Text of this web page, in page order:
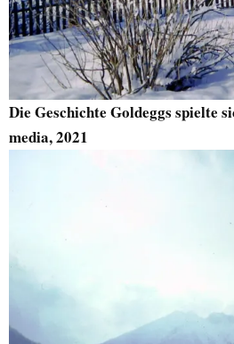
Die Geschichte Goldeggs spielte
media, 2021